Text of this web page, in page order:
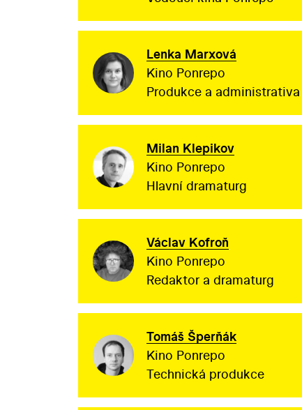
Lenka Marxová
Kino Ponrepo
Produkce a administrativa
Milan Klepikov
Kino Ponrepo
Hlavní dramaturg
Václav Kofroň
Kino Ponrepo
Redaktor a dramaturg
Tomáš Šperňák
Kino Ponrepo
Technická produkce